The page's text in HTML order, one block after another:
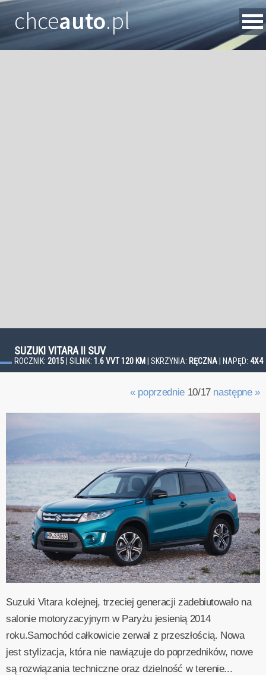
chceauto.pl
SUZUKI VITARA II SUV
ROCZNIK: 2015 | SILNIK: 1.6 VVT 120 KM | SKRZYNIA: RĘCZNA | NAPĘD: 4X4
« poprzednie10/17 następne »
Suzuki Vitara kolejnej, trzeciej generacji zadebiutowało na
salonie motoryzacyjnym w Paryżu jesienią 2014
roku.Samochód całkowicie zerwał z przeszłością. Nowa
jest stylizacja, która nie nawiązuje do poprzedników, nowe
są rozwiązania techniczne oraz dzielność w terenie...